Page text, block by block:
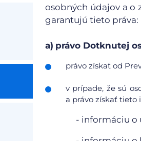
osobných údajov a o
garantujú tieto práva:
a) právo Dotknutej
právo získať od
v prípade, že sú
a právo získať tieto
- informáciu o